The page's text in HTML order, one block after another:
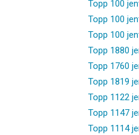
Topp 100
Topp 100
Topp 100
Topp 1880
Topp 1760
Topp 1819
Topp 1122
Topp 1147
Topp 1114